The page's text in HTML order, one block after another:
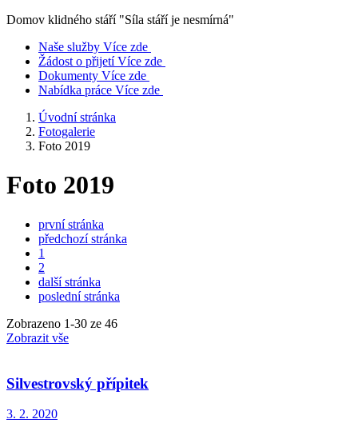
Domov klidného stáří "Síla stáří je nesmírná"
Naše služby Více zde
Žádost o přijetí Více zde
Dokumenty Více zde
Nabídka práce Více zde
Úvodní stránka
Fotogalerie
Foto 2019
Foto 2019
první stránka
předchozí stránka
1
2
další stránka
poslední stránka
Zobrazeno 1-30 ze 46
Zobrazit vše
Silvestrovský přípitek
3. 2. 2020